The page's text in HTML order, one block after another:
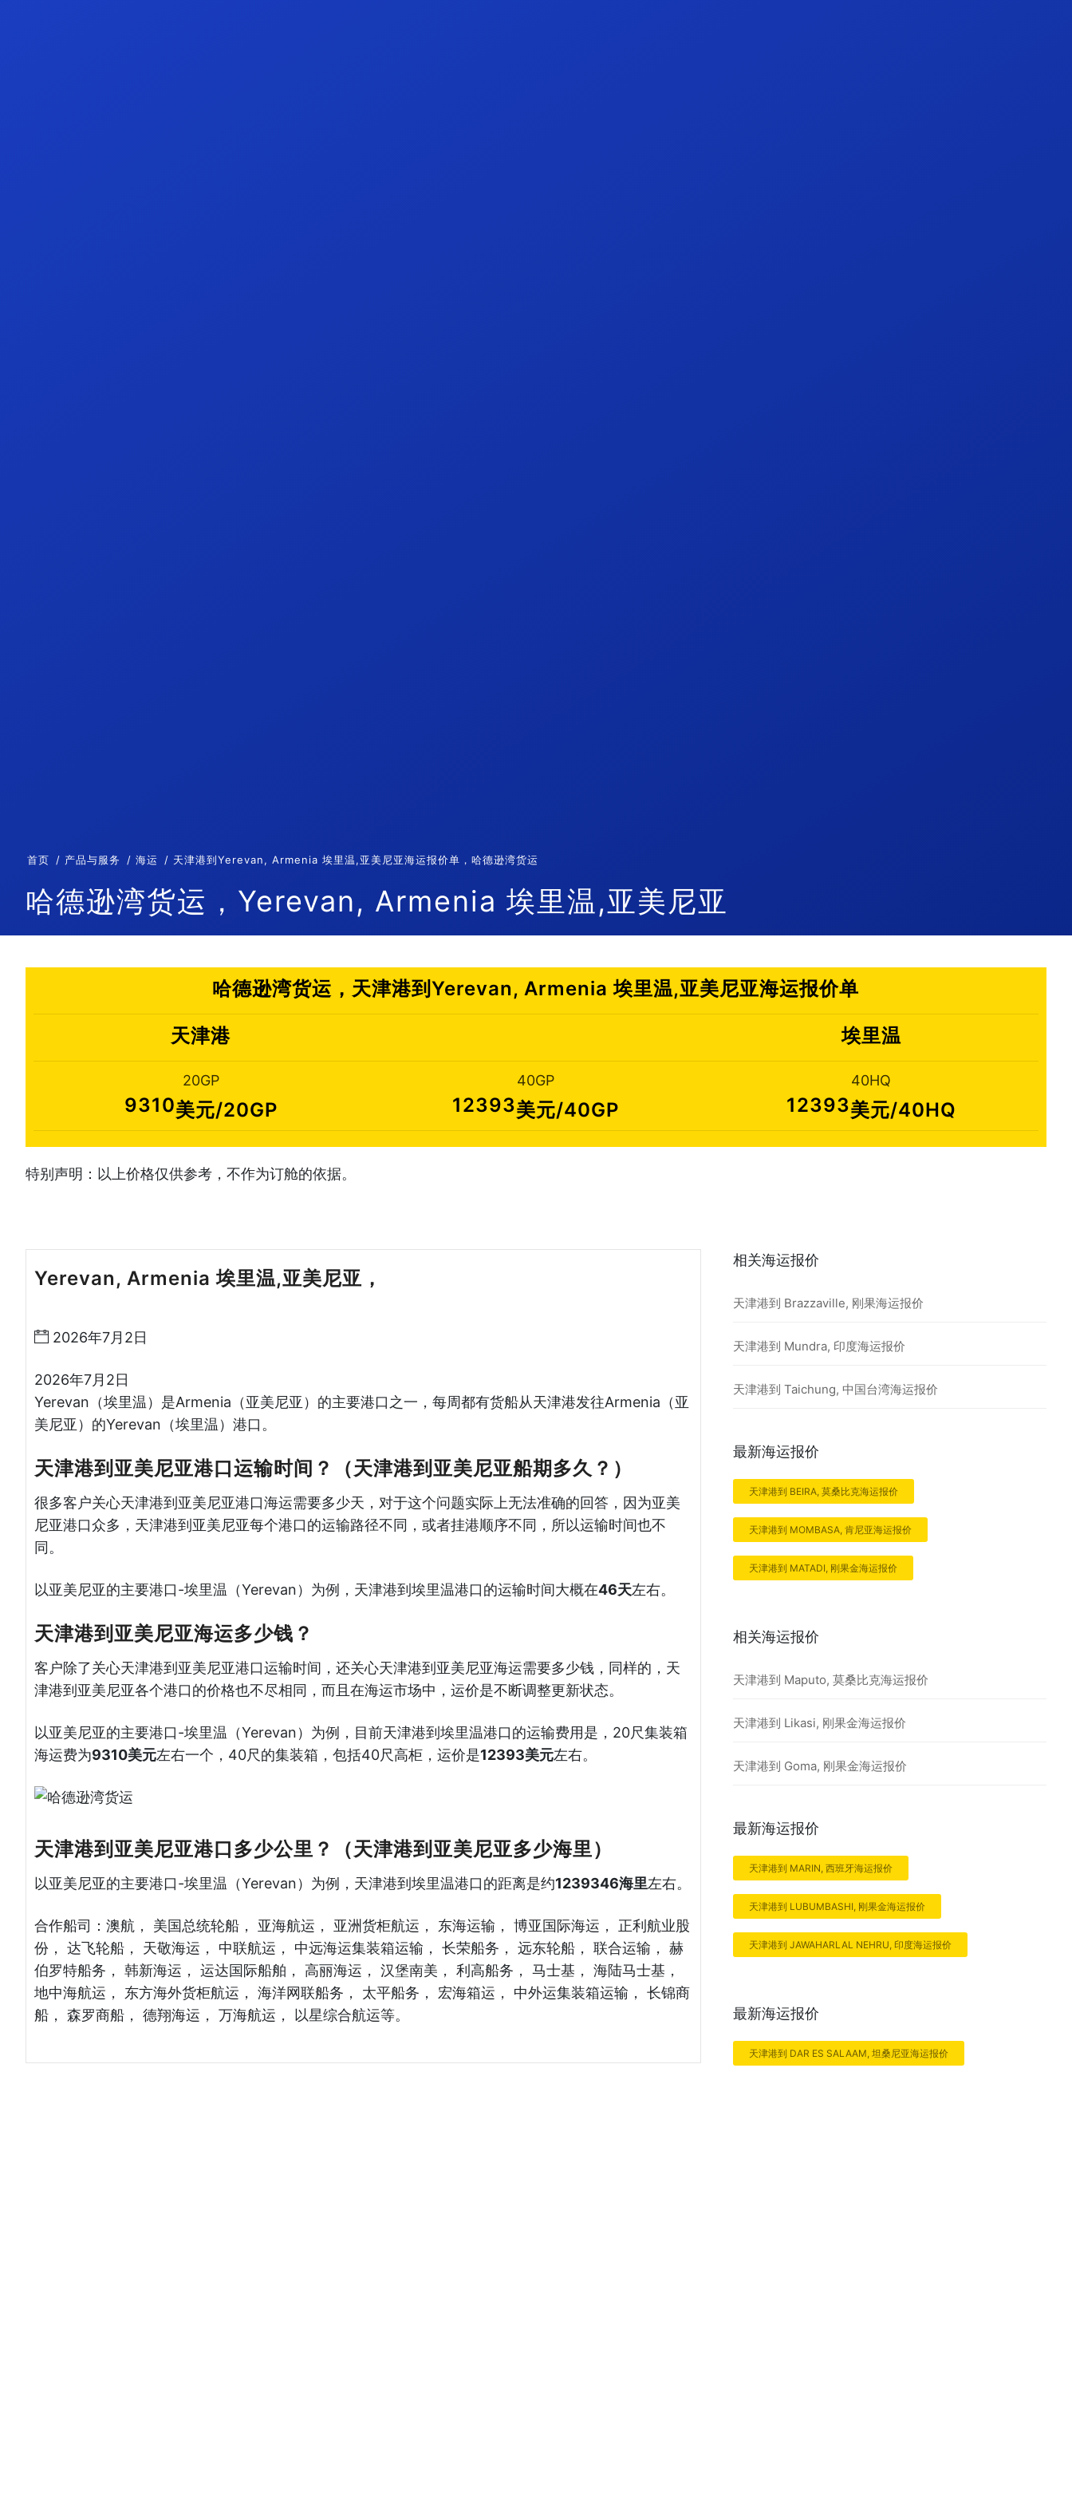
首页 产品与服务 海运 天津港到Yerevan, Armenia 埃里温,亚美尼亚海运报价单，哈德逊湾货运
哈德逊湾货运，Yerevan, Armenia 埃里温,亚美尼亚
哈德逊湾货运，天津港到Yerevan, Armenia 埃里温,亚美尼亚海运报价单
天津港 埃里温
20GP
9310美元/20GP
40GP
12393美元/40GP
40HQ
12393美元/40HQ
特别声明：以上价格仅供参考，不作为订舱的依据。
Yerevan, Armenia 埃里温,亚美尼亚，
2026年7月2日
2026年7月2日
Yerevan（埃里温）是Armenia（亚美尼亚）的主要港口之一，每周都有货船从天津港发往Armenia（亚
美尼亚）的Yerevan（埃里温）港口。
天津港到亚美尼亚港口运输时间？（天津港到亚美尼亚船期多久？）
很多客户关心天津港到亚美尼亚港口海运需要多少天，对于这个问题实际上无法准确的回答，因为亚美
尼亚港口众多，天津港到亚美尼亚每个港口的运输路径不同，或者挂港顺序不同，所以运输时间也不
同。
以亚美尼亚的主要港口-埃里温（Yerevan）为例，天津港到埃里温港口的运输时间大概在46天左右。
天津港到亚美尼亚海运多少钱？
客户除了关心天津港到亚美尼亚港口运输时间，还关心天津港到亚美尼亚海运需要多少钱，同样的，天
津港到亚美尼亚各个港口的价格也不尽相同，而且在海运市场中，运价是不断调整更新状态。
以亚美尼亚的主要港口-埃里温（Yerevan）为例，目前天津港到埃里温港口的运输费用是，20尺集装箱
海运费为9310美元左右一个，40尺的集装箱，包括40尺高柜，运价是12393美元左右。
天津港到亚美尼亚港口多少公里？（天津港到亚美尼亚多少海里）
以亚美尼亚的主要港口-埃里温（Yerevan）为例，天津港到埃里温港口的距离是约1239346海里左右。
合作船司：澳航， 美国总统轮船， 亚海航运， 亚洲货柜航运， 东海运输， 博亚国际海运， 正利航业股
份， 达飞轮船， 天敬海运， 中联航运， 中远海运集装箱运输， 长荣船务， 远东轮船， 联合运输， 赫
伯罗特船务， 韩新海运， 运达国际船舶， 高丽海运， 汉堡南美， 利高船务， 马士基， 海陆马士基，
地中海航运， 东方海外货柜航运， 海洋网联船务， 太平船务， 宏海箱运， 中外运集装箱运输， 长锦商
船， 森罗商船， 德翔海运， 万海航运， 以星综合航运等。
相关海运报价
天津港到 Brazzaville, 刚果海运报价
天津港到 Mundra, 印度海运报价
天津港到 Taichung, 中国台湾海运报价
最新海运报价
天津港到 BEIRA, 莫桑比克海运报价
天津港到 MOMBASA, 肯尼亚海运报价
天津港到 MATADI, 刚果金海运报价
相关海运报价
天津港到 Maputo, 莫桑比克海运报价
天津港到 Likasi, 刚果金海运报价
天津港到 Goma, 刚果金海运报价
最新海运报价
天津港到 MARIN, 西班牙海运报价
天津港到 LUBUMBASHI, 刚果金海运报价
天津港到 JAWAHARLAL NEHRU, 印度海运报价
最新海运报价
天津港到 DAR ES SALAAM, 坦桑尼亚海运报价